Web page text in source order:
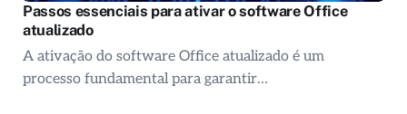
Passos essenciais para ativar o software Office
atualizado
A ativação do software Office atualizado é um
processo fundamental para garantir…